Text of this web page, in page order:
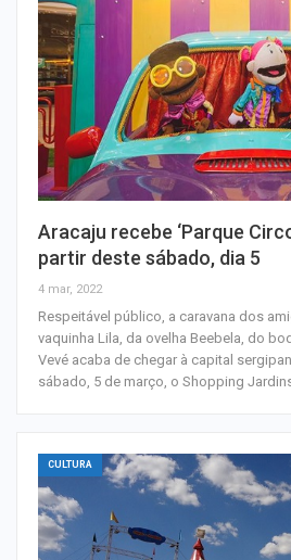
Aracaju recebe ‘Parque
partir deste sábado, dia 5
4 mar, 2022
Respeitável público, a caravana dos
vaquinha Lila, da ovelha Beebela, do
Vevé acaba de chegar à capital
sábado, 5 de março, o Shopping
CULTURA